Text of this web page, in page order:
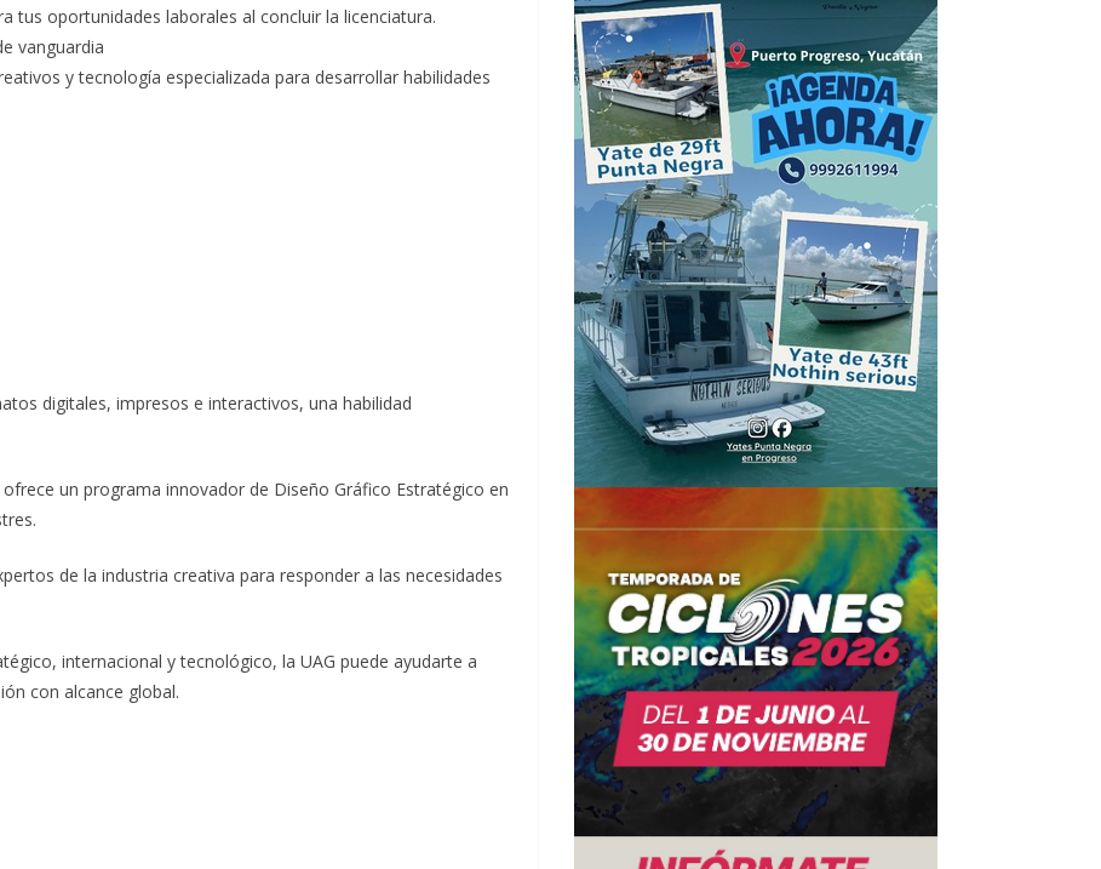
tus oportunidades laborales al concluir la licenciatura.
vanguardia
y tecnología especializada para desarrollar habilidades
digitales, impresos e interactivos, una habilidad
un programa innovador de Diseño Gráfico Estratégico en
de la industria creativa para responder a las necesidades
internacional y tecnológico, la UAG puede ayudarte a
con alcance global.